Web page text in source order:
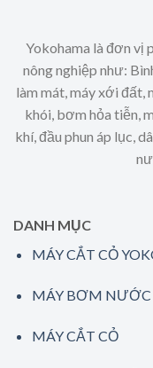
Yokohama là đơn vị
nông nghiệp như:
làm mát, máy xới đất,
khói, bơm hỏa tiễn,
khí, đầu phun áp lục,
DANH MỤC
MÁY CẮT CỎ
MÁY BƠM NƯỚC
MÁY CẮT CỎ